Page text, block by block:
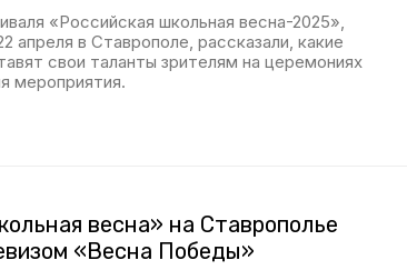
«Российская школьная весна-2025»,
апреля в Ставрополе, рассказали, какие
свои таланты зрителям на церемониях
мероприятия.
весна» на Ставрополье
«Весна Победы»